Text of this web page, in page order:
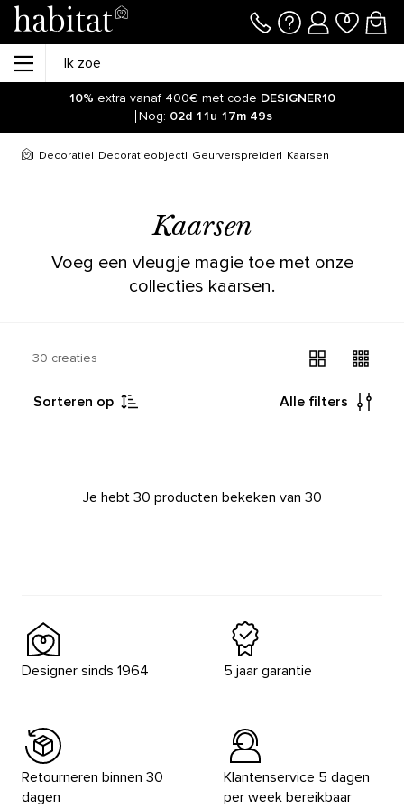
10% extra vanaf 400€ met code DESIGNER10
Nog: 02d 11u 17m 49s
Decoratie Decoratieobject Geurverspreider Kaarsen
Kaarsen
Voeg een vleugje magie toe met onze
collecties kaarsen.
30 creaties
Sorteren op Alle filters
Je hebt 30 producten bekeken van 30
Designer sinds 1964 5 jaar garantie
Retourneren binnen 30
dagen
Klantenservice 5 dagen
per week bereikbaar